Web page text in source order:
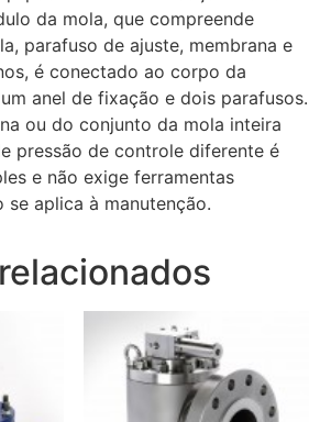
da mola, que compreende
parafuso de ajuste, membrana e
é conectado ao corpo da
anel de fixação e dois parafusos.
ou do conjunto da mola inteira
pressão de controle diferente é
e não exige ferramentas
se aplica à manutenção.